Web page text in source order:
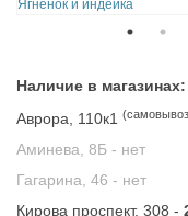
Наличие в магазинах:
Аврора, 110к1
Аминева, 8Б - нет
Гагарина, 46 - нет
Кирова проспект, 308 -